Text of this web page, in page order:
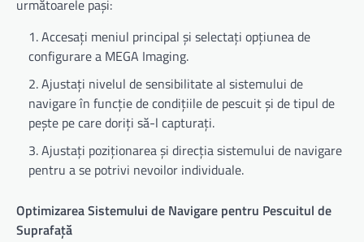
următoarele pași:
Accesați meniul principal și selectați opțiunea de
configurare a MEGA Imaging.
Ajustați nivelul de sensibilitate al sistemului de
navigare în funcție de condițiile de pescuit și de tipul de
pește pe care doriți să-l capturați.
Ajustați poziționarea și direcția sistemului de navigare
pentru a se potrivi nevoilor individuale.
Optimizarea Sistemului de Navigare pentru Pescuitul de
Suprafață